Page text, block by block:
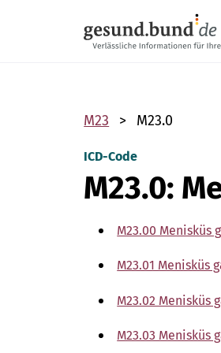
M23 M23.0
ICD-Code
M23.0:
M23.00 Menisküs
M23.01 Menisküs
M23.02 Menisküs
M23.03 Menisküs